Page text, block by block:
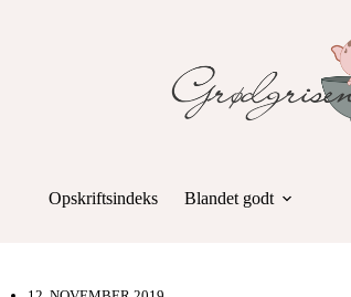
Opskriftsindeks Blandet godt